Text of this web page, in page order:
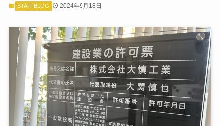
STAFFBLOG 2024年9月18日